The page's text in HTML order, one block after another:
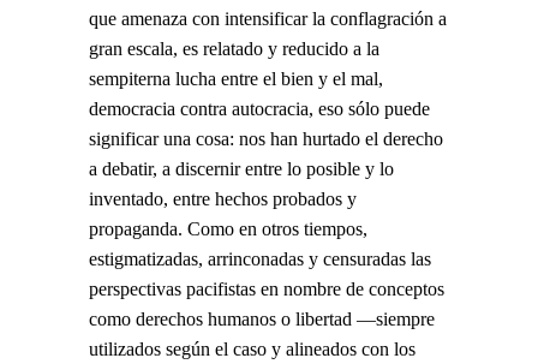
que amenaza con intensificar la conflagración a
gran escala, es relatado y reducido a la
sempiterna lucha entre el bien y el mal,
democracia contra autocracia, eso sólo puede
significar una cosa: nos han hurtado el derecho
a debatir, a discernir entre lo posible y lo
inventado, entre hechos probados y
propaganda. Como en otros tiempos,
estigmatizadas, arrinconadas y censuradas las
perspectivas pacifistas en nombre de conceptos
como derechos humanos o libertad ―siempre
utilizados según el caso y alineados con los